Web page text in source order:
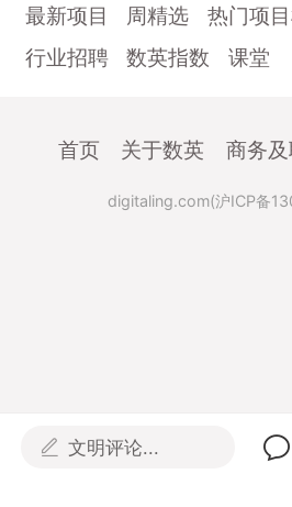
最新项目
周精选 热门项
行业招聘
数英指数 课堂
首页 关于数英 商务
digitaling.com(沪ICP备
文明评论...